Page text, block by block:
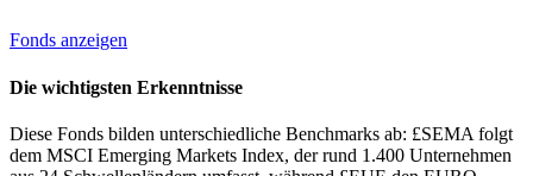
Fonds anzeigen
Die wichtigsten Erkenntnisse
Diese Fonds bilden unterschiedliche Benchmarks ab: £SEMA folgt
dem MSCI Emerging Markets Index, der rund 1.400 Unternehmen